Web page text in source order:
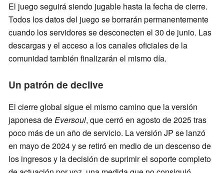
El juego seguirá siendo jugable hasta la fecha de cierre.
Todos los datos del juego se borrarán permanentemente
cuando los servidores se desconecten el 30 de junio. Las
descargas y el acceso a los canales oficiales de la
comunidad también finalizarán el mismo día.
Un patrón de declive
El cierre global sigue el mismo camino que la versión
japonesa deEversoul, que cerró en agosto de 2025 tras
poco más de un año de servicio. La versión JP se lanzó
en mayo de 2024 y se retiró en medio de un descenso de
los ingresos y la decisión de suprimir el soporte completo